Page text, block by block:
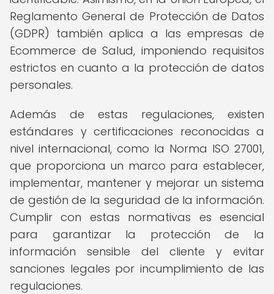
Reglamento General de Protección de Datos
(GDPR) también aplica a las empresas de
Ecommerce de Salud, imponiendo requisitos
estrictos en cuanto a la protección de datos
personales.
Además de estas regulaciones, existen
estándares y certificaciones reconocidas a
nivel internacional, como la Norma ISO 27001,
que proporciona un marco para establecer,
implementar, mantener y mejorar un sistema
de gestión de la seguridad de la información.
Cumplir con estas normativas es esencial
para garantizar la protección de la
información sensible del cliente y evitar
sanciones legales por incumplimiento de las
regulaciones.